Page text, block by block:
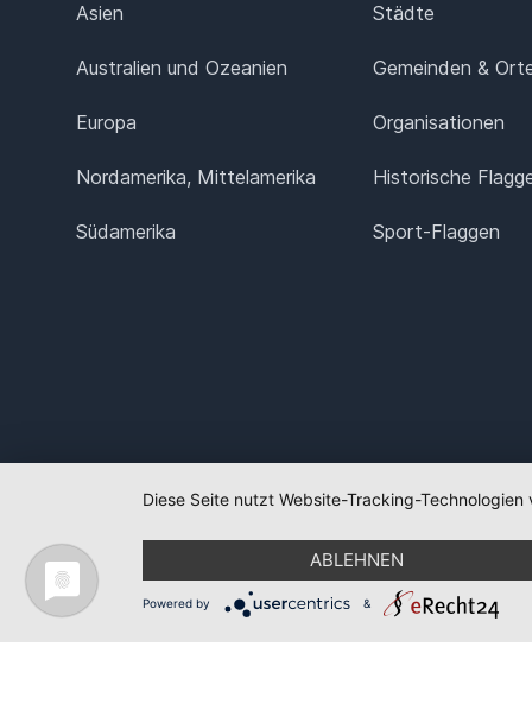
Asien
Australien und Ozeanien
Europa
Nordamerika, Mittelamerika
Südamerika
Städte
Gemeinden &
Organisationen
Historische
Sport-Flaggen
Diese Seite nutzt Website-Tracking-
ABLEHNEN
Powered by &